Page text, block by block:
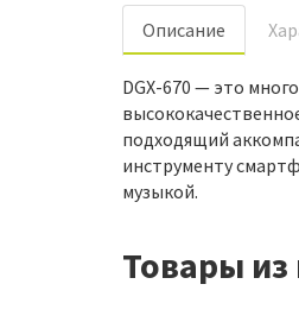
Oписание
DGX-670 — это
подходящий
инструменту
музыкой.
Товары из